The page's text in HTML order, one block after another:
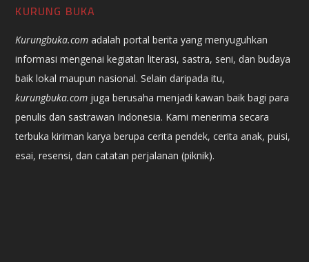
KURUNG BUKA
Kurungbuka.com adalah portal berita yang menyuguhkan
informasi mengenai kegiatan literasi, sastra, seni, dan budaya
baik lokal maupun nasional. Selain daripada itu,
kurungbuka.com juga berusaha menjadi kawan baik bagi para
penulis dan sastrawan Indonesia. Kami menerima secara
terbuka kiriman karya berupa cerita pendek, cerita anak, puisi,
esai, resensi, dan catatan perjalanan (piknik).